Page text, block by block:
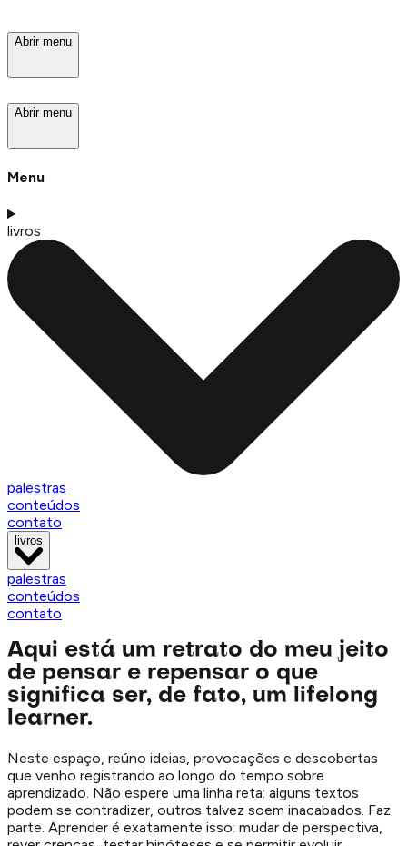
Abrir menu
Abrir menu
Menu
livros
palestras
conteúdos
contato
livros
palestras
conteúdos
contato
Aqui está um retrato do meu jeito
de pensar e repensar o que
significa ser, de fato, um lifelong
learner.
Neste espaço, reúno ideias, provocações e descobertas
que venho registrando ao longo do tempo sobre
aprendizado. Não espere uma linha reta: alguns textos
podem se contradizer, outros talvez soem inacabados. Faz
parte. Aprender é exatamente isso: mudar de perspectiva,